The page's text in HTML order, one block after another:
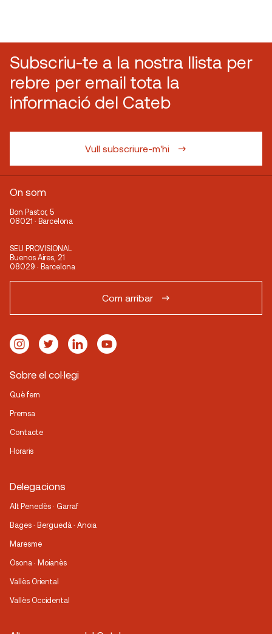
Subscriu-te a la nostra llista per
rebre per email tota la
informació del Cateb
Vull subscriure-m'hi
On som
Bon Pastor, 5
08021 · Barcelona
SEU PROVISIONAL
Buenos Aires, 21
08029 · Barcelona
Com arribar
Sobre el col·legi
Què fem
Premsa
Contacte
Horaris
Delegacions
Alt Penedès · Garraf
Bages · Berguedà · Anoia
Maresme
Osona · Moianès
Vallès Oriental
Vallès Occidental